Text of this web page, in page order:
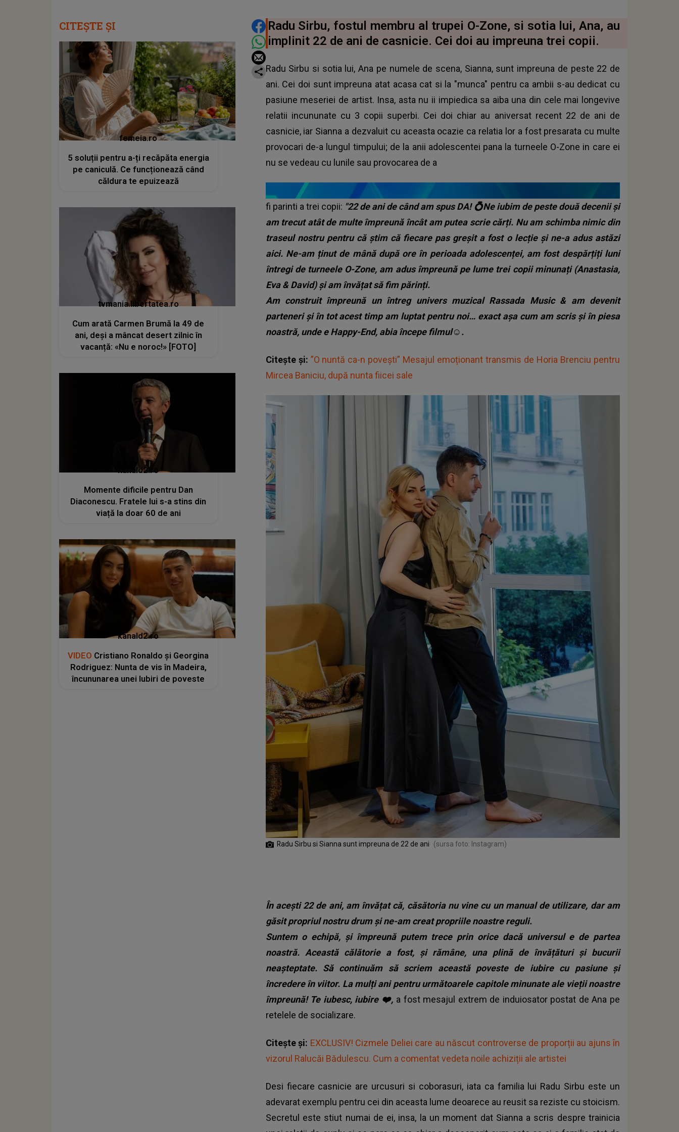
DISTRIBUIE ARTICOLUL
Radu Sirbu, fostul membru al trupei O-Zone, si sotia lui, Ana, au
implinit 22 de ani de casnicie. Cei doi au impreuna trei copii.
Radu Sirbu si sotia lui, Ana pe numele de scena, Sianna, sunt impreuna de peste 22 de
ani. Cei doi sunt impreuna atat acasa cat si la "munca" pentru ca ambii s-au dedicat cu
pasiune meseriei de artist. Insa, asta nu ii impiedica sa aiba una din cele mai longevive
relatii incununate cu 3 copii superbi. Cei doi chiar au aniversat recent 22 de ani de
casnicie, iar Sianna a dezvaluit cu aceasta ocazie ca relatia lor a fost presarata cu multe
provocari de-a lungul timpului; de la anii adolescentei pana la turneele O-Zone in care ei
nu se vedeau cu lunile sau provocarea de a
fi parinti a trei copii: "22 de ani de când am spus DA! 💍Ne iubim de peste două decenii și
am trecut atât de multe împreună încât am putea scrie cărți. Nu am schimba nimic din
traseul nostru pentru că știm că fiecare pas greșit a fost o lecție și ne-a adus astăzi
aici. Ne-am ținut de mână după ore în perioada adolescenței, am fost despărțiți luni
întregi de turneele O-Zone, am adus împreună pe lume trei copii minunați (Anastasia,
Eva & David) și am învățat să fim părinți.
Am construit împreună un întreg univers muzical Rassada Music & am devenit
parteneri și în tot acest timp am luptat pentru noi… exact așa cum am scris și în piesa
noastră, unde e Happy-End, abia începe filmul☺️.
Citește și: ”O nuntă ca-n povești” Mesajul emoționant transmis de Horia Brenciu pentru
Mircea Baniciu, după nunta fiicei sale
Radu Sirbu si Sianna sunt impreuna de 22 de ani (sursa foto: Instagram)
În acești 22 de ani, am învățat că, căsătoria nu vine cu un manual de utilizare, dar am
găsit propriul nostru drum și ne-am creat propriile noastre reguli.
Suntem o echipă, și împreună putem trece prin orice dacă universul e de partea
noastră. Această călătorie a fost, și rămâne, una plină de învățături și bucurii
neașteptate. Să continuăm să scriem această poveste de iubire cu pasiune și
încredere în viitor. La mulți ani pentru următoarele capitole minunate ale vieții noastre
împreună! Te iubesc, iubire ❤️, a fost mesajul extrem de induiosator postat de Ana pe
retelele de socializare.
Citește și: EXCLUSIV! Cizmele Deliei care au născut controverse de proporții au ajuns în
vizorul Ralucăi Bădulescu. Cum a comentat vedeta noile achiziții ale artistei
Desi fiecare casnicie are urcusuri si coborasuri, iata ca familia lui Radu Sirbu este un
adevarat exemplu pentru cei din aceasta lume deoarece au reusit sa reziste cu stoicism.
Secretul este stiut numai de ei, insa, la un moment dat Sianna a scris despre trainicia
CITEȘTE ȘI
femeia.ro
5 soluții pentru a-ți recăpăta energia
pe caniculă. Ce funcționează când
căldura te epuizează
tvmania.libertatea.ro
Cum arată Carmen Brumă la 49 de
ani, deși a mâncat desert zilnic în
vacanță: «Nu e noroc!» [FOTO]
kanald2.ro
Momente dificile pentru Dan
Diaconescu. Fratele lui s-a stins din
viață la doar 60 de ani
kanald2.ro
VIDEO Cristiano Ronaldo și Georgina
Rodriguez: Nunta de vis în Madeira,
încununarea unei Iubiri de poveste